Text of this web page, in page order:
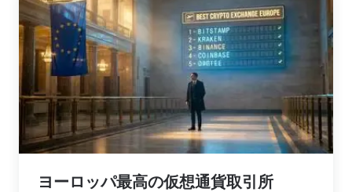
ヨーロッパ最高の仮想通貨取引所